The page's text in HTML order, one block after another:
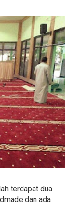
terdapat dua
dan ada